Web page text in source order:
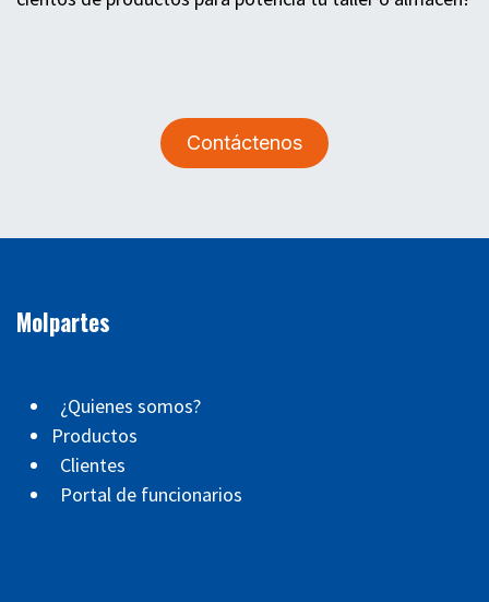
Contáctenos
Molpartes
¿Quienes somos?
Productos
Clientes
Portal de funcionarios